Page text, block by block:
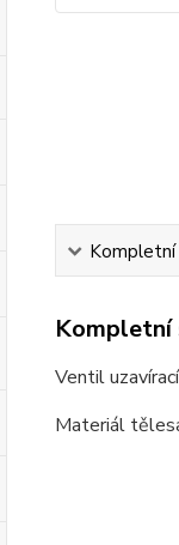
Kompletní
Kompletní
Ventil
Materiál